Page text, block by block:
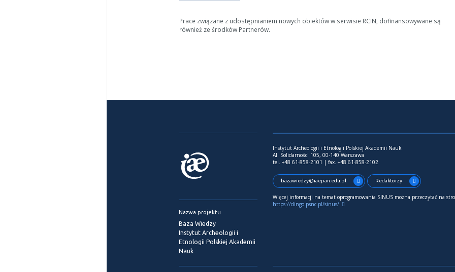
Prace związane z udostępnianiem nowych obiektów w serwisie RCIN, dofinansowywane są
również ze środków Partnerów.
Nazwa projektu
Baza Wiedzy
Instytut Archeologii i
Etnologii Polskiej Akademii
Nauk
Instytut Archeologii i Etnologii Polskiej Akademii Nauk
Al. Solidarności 105, 00-140 Warszawa
tel. +48 61-858-2101 | fax. +48 61-858-2102
bazawiedzy@iaepan.edu.pl Redaktorzy
Więcej informacji na temat oprogramowania SINUS można przeczytać na
https://dingo.psnc.pl/sinus/